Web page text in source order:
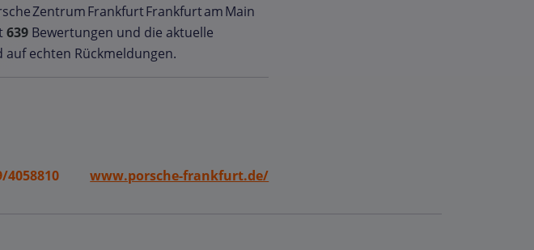
Zentrum Frankfurt Frankfurt am Main
639 Bewertungen und die aktuelle
auf echten Rückmeldungen.
4058810 www.porsche-frankfurt.de/